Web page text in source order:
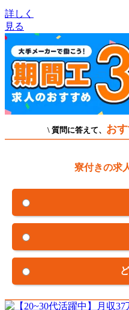
詳しく
見る
\ 質問に答えて、 お
寮付きの求